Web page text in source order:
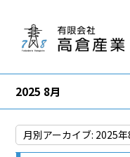
2025 8月
月別アーカイブ: 2025年